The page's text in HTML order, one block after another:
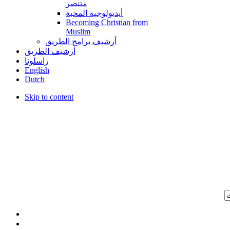
متنصر
أيديولوجية المحبة
Becoming Christian from
Muslim
أرشيف برامج الطريق
أرشيف الطريق
راسلونا
English
Dutch
Skip to content